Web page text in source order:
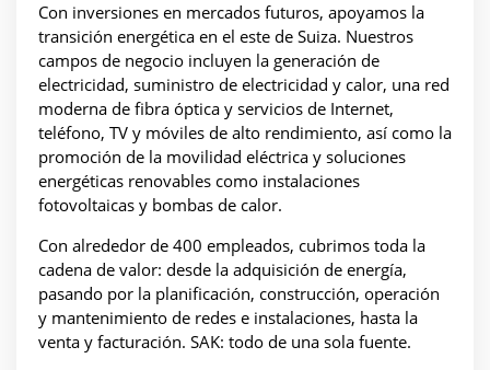
Con inversiones en mercados futuros, apoyamos la
transición energética en el este de Suiza. Nuestros
campos de negocio incluyen la generación de
electricidad, suministro de electricidad y calor, una red
moderna de fibra óptica y servicios de Internet,
teléfono, TV y móviles de alto rendimiento, así como la
promoción de la movilidad eléctrica y soluciones
energéticas renovables como instalaciones
fotovoltaicas y bombas de calor.
Con alrededor de 400 empleados, cubrimos toda la
cadena de valor: desde la adquisición de energía,
pasando por la planificación, construcción, operación
y mantenimiento de redes e instalaciones, hasta la
venta y facturación. SAK: todo de una sola fuente.